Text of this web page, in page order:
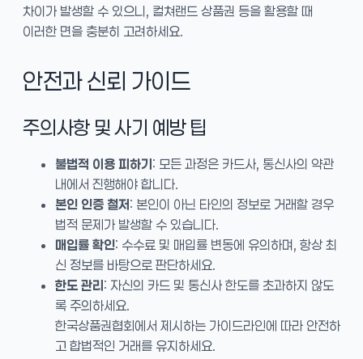
차이가 발생할 수 있으니, 컬쳐랜드 상품권 등을 활용할 때
이러한 면을 충분히 고려하세요.
안전과 신뢰 가이드
주의사항 및 사기 예방 팁
불법적 이용 피하기: 모든 과정은 카드사, 통신사의 약관
내에서 진행해야 합니다.
본인 인증 철저: 본인이 아닌 타인의 정보로 거래할 경우
법적 문제가 발생할 수 있습니다.
매입률 확인: 수수료 및 매입률 변동에 유의하며, 항상 최
신 정보를 바탕으로 판단하세요.
한도 관리: 자신의 카드 및 통신사 한도를 초과하지 않도
록 주의하세요.
한국상품권협회에서 제시하는 가이드라인에 따라 안전하
고 합법적인 거래를 유지하세요.